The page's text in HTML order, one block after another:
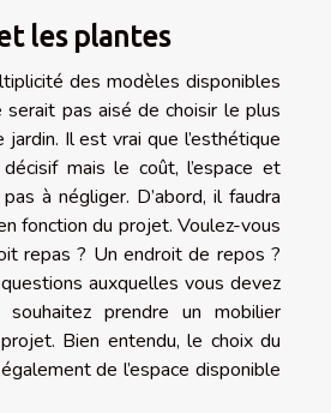
les plantes
des modèles disponibles
serait pas aisé de choisir le plus
Il est vrai que l’esthétique
mais le coût, l’espace et
à négliger. D’abord, il faudra
fonction du projet. Voulez-vous
repas ? Un endroit de repos ?
auxquelles vous devez
prendre un mobilier
Bien entendu, le choix du
de l’espace disponible